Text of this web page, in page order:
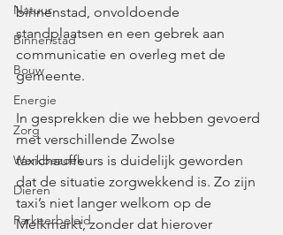
Natuur
Binnenstad
Bouw
Energie
Zorg
Werkbezoek
Dieren
Parkeerbeleid
binnenstad, onvoldoende
standplaatsen en een gebrek aan
communicatie en overleg met de
gemeente.
In gesprekken die we hebben gevoerd
met verschillende Zwolse
taxichauffeurs is duidelijk geworden
dat de situatie zorgwekkend is. Zo zijn
taxi’s niet langer welkom op de
Melkmarkt, zonder dat hierover